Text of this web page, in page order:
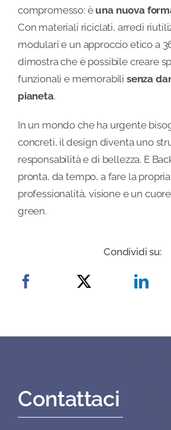
compromesso: è una nuova
Con materiali riciclati, arredi
modulari e un approccio etico a
dimostra che è possibile creare
funzionali e memorabili senza
pianeta.
In un mondo che ha urgente
concreti, il design diventa uno
responsabilità e di bellezza. E
pronta, da tempo, a fare la
professionalità, visione e un
green.
Condividi su:
Contattaci